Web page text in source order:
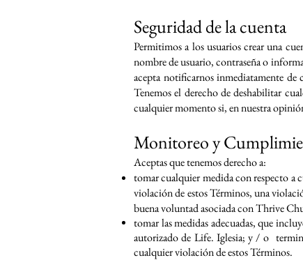
Seguridad de la cuenta
Permitimos a los usuarios crear una
nombre de usuario, contraseña o
acepta notificarnos inmediatamente
Tenemos el derecho de deshabilitar
cualquier momento si, en nuestra
Monitoreo y
Aceptas que tenemos derecho a:
tomar cualquier medida con respecto a
violación de estos Términos, una
buena voluntad asociada con Thrive
tomar las medidas adecuadas, que
autorizado de Life. Iglesia; y / o
cualquier violación de estos Términos.